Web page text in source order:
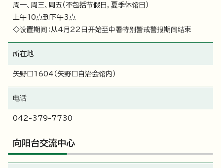
周一、周三、周五（不包括节假日，夏季休馆日）
上午10点到下午3点
◇设置期间：从4月22日开始至中暑特别警戒警报期间结束
所在地
矢野口1604（矢野口自治会馆内）
电话
042-379-7730
向阳台交流中心